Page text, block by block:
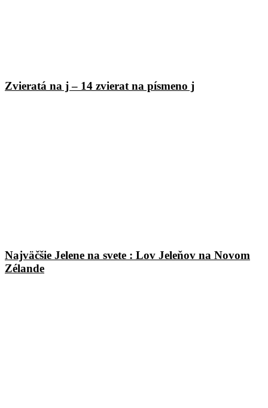
Zvieratá na j – 14 zvierat na písmeno j
Najväčšie Jelene na svete : Lov Jeleňov na Novom
Zélande